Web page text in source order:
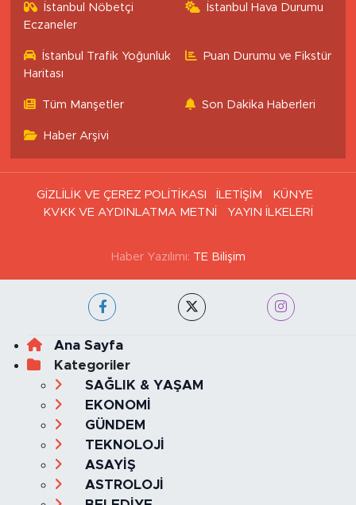
İstanbul Nöbetçi
Eczaneler
İstanbul Hava Durumu
İstanbul Trafik Yoğunluk
Haritası
Puan Durumu ve Fikstür
Tüm Manşetler Son Dakika Haberleri
Haber Arşivi
GİZLİLİK VE ÇEREZ POLİTİKASI İLETİŞİM
KÜNYE
KVKK VE AYDINLATMA METNİ
YAYIN İLKELERİ
Haber Yazılımı: TE Bilişim
Ana Sayfa
Kategoriler
SAĞLIK & YAŞAM
EKONOMİ
GÜNDEM
TEKNOLOJİ
ASAYİŞ
ASTROLOJİ